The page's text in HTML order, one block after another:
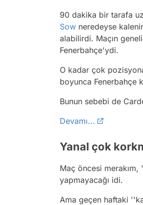
90 dakika bir tarafa
Sow neredeyse
alabilirdi. Maçın
Fenerbahçe'ydi.
O kadar çok
boyunca Fenerbahçe
Bunun sebebi de
Devamı...
Yanal çok
Maç öncesi merakım,
yapmayacağı idi.
Ama geçen haftaki